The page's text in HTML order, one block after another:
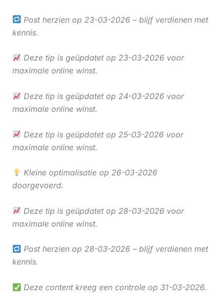
Post herzien op 23-03-2026 – blijf verdienen met
kennis.
Deze tip is geüpdatet op 23-03-2026 voor
maximale online winst.
Deze tip is geüpdatet op 24-03-2026 voor
maximale online winst.
Deze tip is geüpdatet op 25-03-2026 voor
maximale online winst.
Kleine optimalisatie op 26-03-2026
doorgevoerd.
Deze tip is geüpdatet op 28-03-2026 voor
maximale online winst.
Post herzien op 28-03-2026 – blijf verdienen met
kennis.
Deze content kreeg een controle op 31-03-2026.